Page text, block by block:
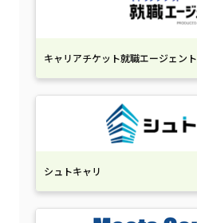
キャリアチケット就職エージェント
シュトキャリ